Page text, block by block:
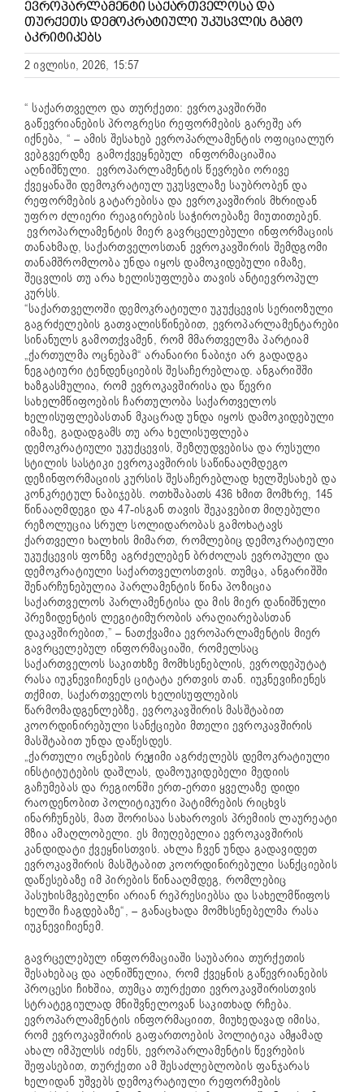
ᲔᲕᲠᲝᲞᲐᲠᲚᲐᲛᲔᲜᲢᲘ ᲡᲐᲥᲐᲠᲗᲕᲔᲚᲝᲡᲐ ᲓᲐ
ᲗᲣᲠᲥᲔᲗᲡ ᲓᲔᲛᲝᲙᲠᲐᲢᲘᲣᲚᲘ ᲣᲙᲣᲡᲕᲚᲘᲡ ᲒᲐᲛᲝ
ᲐᲙᲠᲘᲢᲘᲙᲔᲑᲡ
2 ივლისი, 2026, 15:57
“ საქართველო და თურქეთი: ევროკავშირში
გაწევრიანების პროგრესი რეფორმების გარეშე არ
იქნება, “ – ამის შესახებ ევროპარლამენტის ოფიციალურ
ვებგვერდზე გამოქვეყნებულ ინფორმაციაშია
აღნიშნული. ევროპარლამენტის წევრები ორივე
ქვეყანაში დემოკრატიულ უკუსვლაზე საუბრობენ და
რეფორმების გატარებისა და ევროკავშირის მხრიდან
უფრო ძლიერი რეაგირების საჭიროებაზე მიუთითებენ.
ევროპარლამენტის მიერ გავრცელებული ინფორმაციის
თანახმად, საქართველოსთან ევროკავშირის შემდგომი
თანამშრომლობა უნდა იყოს დამოკიდებული იმაზე,
შეცვლის თუ არა ხელისუფლება თავის ანტიევროპულ
კურსს.
“საქართველოში დემოკრატიული უკუქცევის სერიოზული
გაგრძელების გათვალისწინებით, ევროპარლამენტარები
სინანულს გამოთქვამენ, რომ მმართველმა პარტიამ
„ქართულმა ოცნებამ“ არანაირი ნაბიჯი არ გადადგა
ნეგატიური ტენდენციების შესაჩერებლად. ანგარიშში
ხაზგასმულია, რომ ევროკავშირისა და წევრი
სახელმწიფოების ჩართულობა საქართველოს
ხელისუფლებასთან მკაცრად უნდა იყოს დამოკიდებული
იმაზე, გადადგამს თუ არა ხელისუფლება
დემოკრატიული უკუქცევის, შეზღუდვებისა და რუსული
სტილის სასტიკი ევროკავშირის საწინააღმდეგო
დეზინფორმაციის კურსის შესაჩერებლად ხელშესახებ და
კონკრეტულ ნაბიჯებს. ოთხშაბათს 436 ხმით მომხრე, 145
წინააღმდეგი და 47-ისგან თავის შეკავებით მიღებული
რეზოლუცია სრულ სოლიდარობას გამოხატავს
ქართველი ხალხის მიმართ, რომლებიც დემოკრატიული
უკუქცევის ფონზე აგრძელებენ ბრძოლას ევროპული და
დემოკრატიული საქართველოსთვის. თუმცა, ანგარიშში
შენარჩუნებულია პარლამენტის წინა პოზიცია
საქართველოს პარლამენტისა და მის მიერ დანიშნული
პრეზიდენტის ლეგიტიმურობის არაღიარებასთან
დაკავშირებით,” – ნათქვამია ევროპარლამენტის მიერ
გავრცელებულ ინფორმაციაში, რომელსაც
საქართველოს საკითხზე მომხსენებლის, ევროდეპუტატ
რასა იუკნევიჩიენეს ციტატა ერთვის თან. იუკნევიჩიენეს
თქმით, საქართველოს ხელისუფლების
წარმომადგენლებზე, ევროკავშირის მასშტაბით
კოორდინირებული სანქციები მთელი ევროკავშირის
მასშტაბით უნდა დაწესდეს.
„ქართული ოცნების რეჟიმი აგრძელებს დემოკრატიული
ინსტიტუტების დაშლას, დამოუკიდებელი მედიის
გაჩუმებას და რეგიონში ერთ-ერთი ყველაზე დიდი
რაოდენობით პოლიტიკური პატიმრების რიცხვს
ინარჩუნებს, მათ შორისაა სახაროვის პრემიის ლაურეატი
მზია ამაღლობელი. ეს მიუღებელია ევროკავშირის
კანდიდატი ქვეყნისთვის. ახლა ჩვენ უნდა გადავიდეთ
ევროკავშირის მასშტაბით კოორდინირებული სანქციების
დაწესებაზე იმ პირების წინააღმდეგ, რომლებიც
პასუხისმგებელნი არიან რეპრესიებსა და სახელმწიფოს
ხელში ჩაგდებაზე“, – განაცხადა მომხსენებელმა რასა
იუკნევიჩიენემ.
გავრცელებულ ინფორმაციაში საუბარია თურქეთის
შესახებაც და აღნიშნულია, რომ ქვეყნის გაწევრიანების
პროცესი ჩიხშია, თუმცა თურქეთი ევროკავშირისთვის
სტრატეგიულად მნიშვნელოვან საკითხად რჩება.
ევროპარლამენტის ინფორმაციით, მიუხედავად იმისა,
რომ ევროკავშირის გაფართოების პოლიტიკა ამჟამად
ახალ იმპულსს იძენს, ევროპარლამენტის წევრების
შეფასებით, თურქეთი ამ შესაძლებლობის ფანჯარას
ხელიდან უშვებს დემოკრატიული რეფორმების